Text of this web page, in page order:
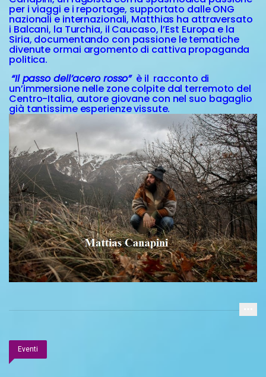
per i viaggi e i reportage, supportato dalle ONG
nazionali e internazionali, Matthias ha attraversato
i Balcani, la Turchia, il Caucaso, l’Est Europa e la
Siria, documentando con passione le tematiche
divenute ormai argomento di cattiva propaganda
politica.
“Il passo dell’acero rosso”è il racconto di
un’immersione nelle zone colpite dal terremoto del
Centro-Italia, autore giovane con nel suo bagaglio
già tantissime esperienze vissute.
Eventi